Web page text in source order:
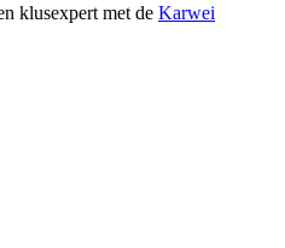
klusexpert met de Karwei